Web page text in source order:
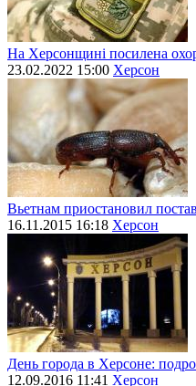
На Херсонщині посилена
23.02.2022 15:00 Херсон
Вьетнам приостановил
16.11.2015 16:18 Херсон
День города в Херсоне:
12.09.2016 11:41 Херсон